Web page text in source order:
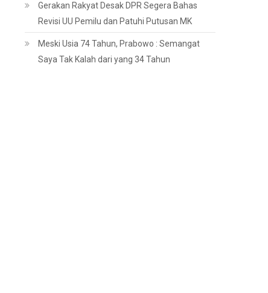
Gerakan Rakyat Desak DPR Segera Bahas
Revisi UU Pemilu dan Patuhi Putusan MK
Meski Usia 74 Tahun, Prabowo : Semangat
Saya Tak Kalah dari yang 34 Tahun